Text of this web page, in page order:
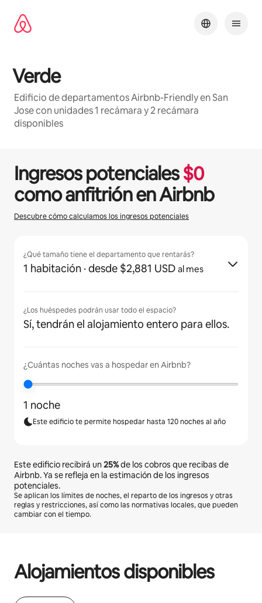
contenido
Verde
Edificio de departamentos Airbnb-Friendly en San
Jose con unidades 1 recámara y 2 recámara
disponibles
Ingresos potenciales$0
como anfitrión en Airbnb
Descubre cómo calculamos los ingresos potenciales
¿Qué tamaño tiene el departamento que rentarás?
1 habitación · desde $2,881 USD al mes
¿Los huéspedes podrán usar todo el espacio?
Sí, tendrán el alojamiento entero para ellos.
¿Cuántas noches vas a hospedar en Airbnb?
1 noche
Este edificio te permite hospedar hasta 120 noches al año
Este edificio recibirá un25%de los cobros que recibas de
Airbnb. Ya se refleja en la estimación de los ingresos
potenciales.
Se aplican los límites de noches, el reparto de los ingresos y otras
reglas y restricciones, así como las normativas locales, que pueden
cambiar con el tiempo.
Alojamientos disponibles